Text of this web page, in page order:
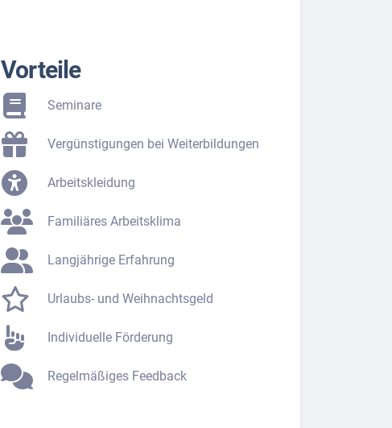
Vorteile
Seminare
Vergünstigungen bei Weiterbildungen
Arbeitskleidung
Familiäres Arbeitsklima
Langjährige Erfahrung
Urlaubs- und Weihnachtsgeld
Individuelle Förderung
Regelmäßiges Feedback